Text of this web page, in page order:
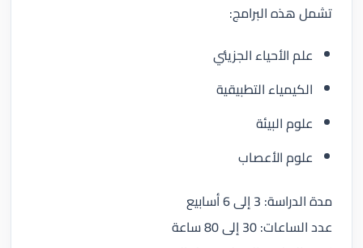
تشمل هذه البرامج:
علم الأحياء الجزيئي
الكيمياء التطبيقية
علوم البيئة
علوم الأعصاب
مدة الدراسة: 3 إلى 6 أسابيع
عدد الساعات: 30 إلى 80 ساعة